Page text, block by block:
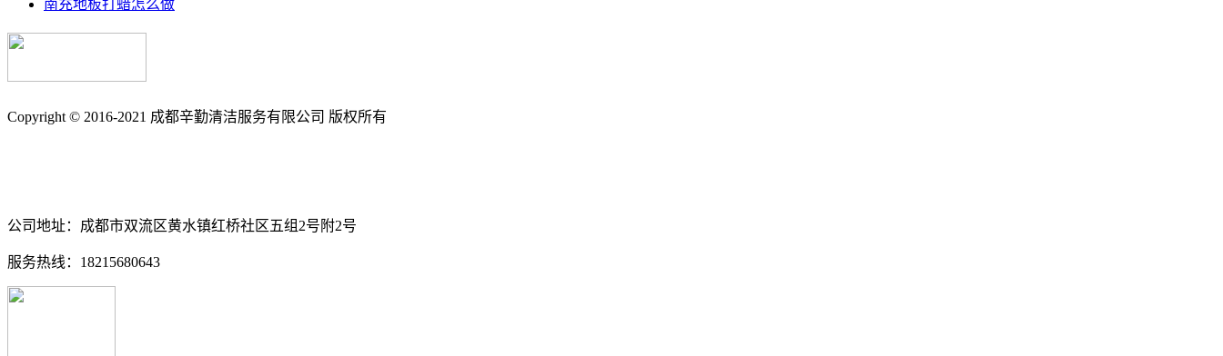
南充地板打蜡怎么做
Copyright © 2016-2021 成都辛勤清洁服务有限公司 版权所有
公司地址：成都市双流区黄水镇红桥社区五组2号附2号
服务热线：18215680643